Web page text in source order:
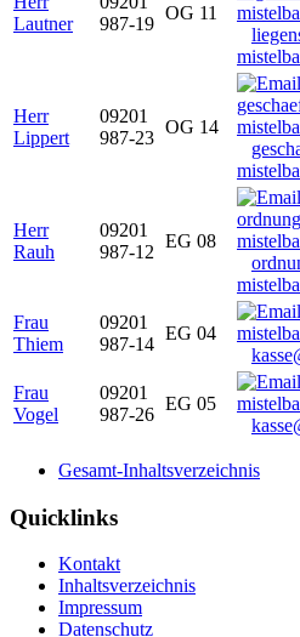
Lautner
987-19
OG 11
Herr
Lippert
09201
987-23
OG 14
Herr
Rauh
09201
987-12
EG 08
Frau
Thiem
09201
987-14
EG 04
Frau
Vogel
09201
987-26
EG 05
Gesamt-Inhaltsverzeichnis
Quicklinks
Kontakt
Inhaltsverzeichnis
Impressum
Datenschutz